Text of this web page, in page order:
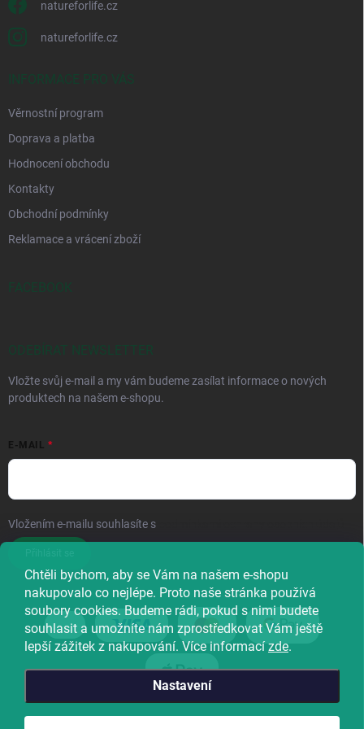
Chtěli bychom, aby se Vám na našem e-shopu
nakupovalo co nejlépe. Proto naše stránka používá
soubory cookies. Budeme rádi, pokud s nimi budete
souhlasit a umožníte nám zprostředkovat Vám ještě
lepší zážitek z nakupování. Více informací zde.
Nastavení
natureforlife.cz
natureforlife.cz
INFORMACE PRO VÁS
Věrnostní program
Doprava a platba
Hodnocení obchodu
Kontakty
Obchodní podmínky
Reklamace a vrácení zboží
FACEBOOK
ODEBÍRAT NEWSLETTER
Vložte svůj e-mail a my vám budeme zasílat informace o nových
produktech na našem e-shopu.
E-MAIL
Vložením e-mailu souhlasíte s